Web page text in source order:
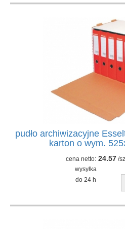
pudło archiwizacyjne
karton o wym.
cena netto: 24.57 /
wysyłka
do 24 h